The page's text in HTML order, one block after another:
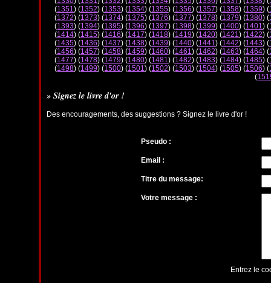
(1351) (1352) (1353) (1354) (1355) (1356) (1357) (1358) (1359) (
(1372) (1373) (1374) (1375) (1376) (1377) (1378) (1379) (1380) (
(1393) (1394) (1395) (1396) (1397) (1398) (1399) (1400) (1401) (
(1414) (1415) (1416) (1417) (1418) (1419) (1420) (1421) (1422) (
(1435) (1436) (1437) (1438) (1439) (1440) (1441) (1442) (1443) (
(1456) (1457) (1458) (1459) (1460) (1461) (1462) (1463) (1464) (
(1477) (1478) (1479) (1480) (1481) (1482) (1483) (1484) (1485) (
(1498) (1499) (1500) (1501) (1502) (1503) (1504) (1505) (1506) (
(
» Signez le livre d'or !
Des encouragements, des suggestions ? Signez le livre d'or !
Pseudo :
Email :
Titre du message:
Votre message :
Entrez le